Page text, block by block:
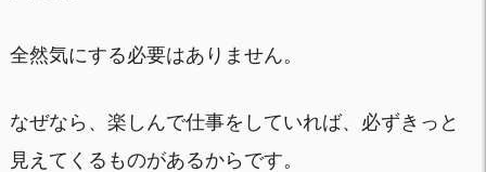
全然気にする必要はありません。
なぜなら、楽しんで仕事をしていれば、必ずきっと
見えてくるものがあるからです。